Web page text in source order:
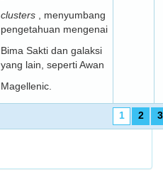
clusters
, menyumbang
pengetahuan mengenai
Bima Sakti dan galaksi
yang lain, seperti Awan
Magellenic.
1 2 3